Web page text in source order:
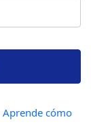
Aprende cómo